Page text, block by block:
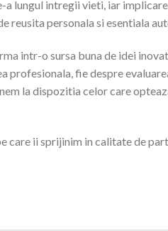
a lungul intregii vieti, iar
reusita personala si esentiala
intr-o sursa buna de idei
profesionala, fie despre
la dispozitia celor care
care ii sprijinim in calitate de